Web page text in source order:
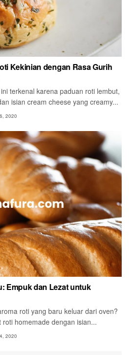
Kekinian dengan Rasa Gurih
terkenal karena paduan roti lembut,
isian cream cheese yang creamy...
2020
Empuk dan Lezat untuk
roti yang baru keluar dari oven?
homemade dengan isian...
2020